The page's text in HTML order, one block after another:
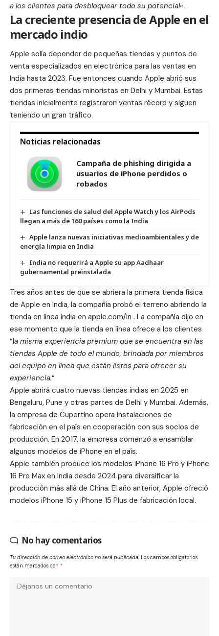
a los clientes para desbloquear todo su potencial«.
La creciente presencia de Apple en el
mercado indio
Apple solía depender de pequeñas tiendas y puntos de
venta especializados en electrónica para las ventas en
India hasta 2023. Fue entonces cuando Apple abrió sus
dos primeras tiendas minoristas en Delhi y Mumbai. Estas
tiendas inicialmente registraron ventas récord y siguen
teniendo un gran tráfico.
Noticias relacionadas
Campaña de phishing dirigida a
usuarios de iPhone perdidos o
robados
Las funciones de salud del Apple Watch y los AirPods
llegan a más de 160 países como la India
Apple lanza nuevas iniciativas medioambientales y de
energía limpia en India
India no requerirá a Apple su app Aadhaar
gubernamental preinstalada
Tres años antes de que se abriera la primera tienda física
de Apple en India, la compañía probó el terreno abriendo la
tienda en línea india en apple.com/in . La compañía dijo en
ese momento que la tienda en línea ofrece a los clientes
“la misma experiencia premium que se encuentra en las
tiendas Apple de todo el mundo, brindada por miembros
del equipo en línea que están listos para ofrecer su
experiencia.“
Apple abrirá cuatro nuevas tiendas indias en 2025 en
Bengaluru, Pune y otras partes de Delhi y Mumbai. Además,
la empresa de Cupertino opera instalaciones de
fabricación en el país en cooperación con sus socios de
producción. En 2017, la empresa comenzó a ensamblar
algunos modelos de iPhone en el país.
Apple también produce los modelos iPhone 16 Pro y iPhone
16 Pro Max en India desde 2024 para diversificar la
producción más allá de China. El año anterior, Apple ofreció
modelos ‌iPhone 15‌ y iPhone 15 Plus de fabricación local.
No hay comentarios
Tu dirección de correo electrónico no será publicada. Los campos obligatorios
están marcados con *